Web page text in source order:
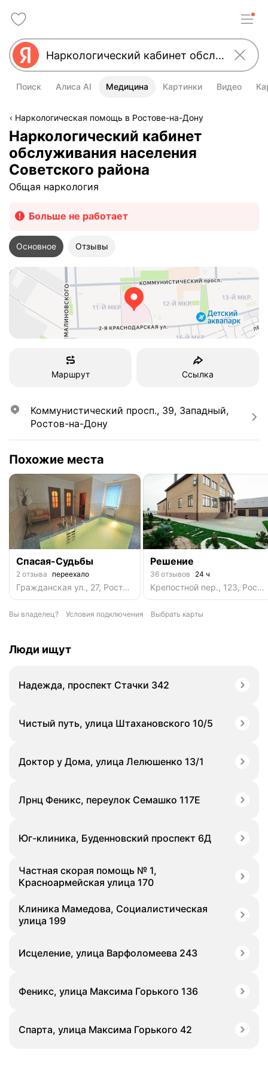
Поиск Алиса AI Медицина Картинки Видео
Наркологическая помощь в Ростове-на-Дону
Наркологический кабинет
обслуживания населения
Советского района
Общая наркология
Больше не работает
Основное Отзывы
Маршрут Ссылка
Коммунистический просп., 39, Западный,
Ростов-на-Дону
Похожие места
Спасая-Судьбы
2 отзыва переехало
Гражданская ул., 27, Ростов-на-Дону
Решение
36 отзывов 24 ч
Крепостной пер., 123, Ростов-на-Дону
Вы владелец? Условия подключения Выбрать карты
Люди ищут
Надежда, проспект Стачки 342
Чистый путь, улица Штахановского 10/5
Доктор у Дома, улица Лелюшенко 13/1
Лрнц Феникс, переулок Семашко 117Е
Юг-клиника, Буденновский проспект 6Д
Частная скорая помощь № 1,
Красноармейская улица 170
Клиника Мамедова, Социалистическая
улица 199
Исцеление, улица Варфоломеева 243
Феникс, улица Максима Горького 136
Спарта, улица Максима Горького 42